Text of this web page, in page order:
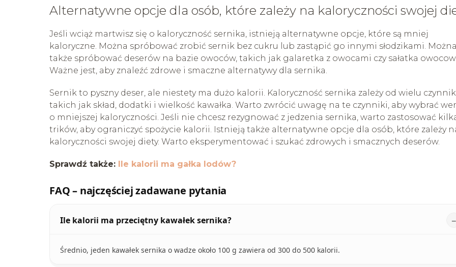
Alternatywne opcje dla osób, które zależy na kaloryczności swojej
Jeśli wciąż martwisz się o kaloryczność sernika, istnieją alternatywne opcje, które są mniej
kaloryczne. Można spróbować zrobić sernik bez cukru lub zastąpić go innymi słodzikami. Można
także spróbować deserów na bazie owoców, takich jak galaretka z owocami czy sałatka
Ważne jest, aby znaleźć zdrowe i smaczne alternatywy dla sernika.
Sernik to pyszny deser, ale niestety ma dużo kalorii. Kaloryczność sernika zależy od wielu
takich jak skład, dodatki i wielkość kawałka. Warto zwrócić uwagę na te czynniki, aby wybrać
o mniejszej kaloryczności. Jeśli nie chcesz rezygnować z jedzenia sernika, warto zastosować
trików, aby ograniczyć spożycie kalorii. Istnieją także alternatywne opcje dla osób, które zależy
kaloryczności swojej diety. Warto eksperymentować i szukać zdrowych i smacznych deserów.
Sprawdź także: Ile kalorii ma gałka lodów?
FAQ – najczęściej zadawane pytania
Ile kalorii ma przeciętny kawałek sernika?
Średnio, jeden kawałek sernika o wadze około 100 g zawiera od 300 do 500 kalorii.